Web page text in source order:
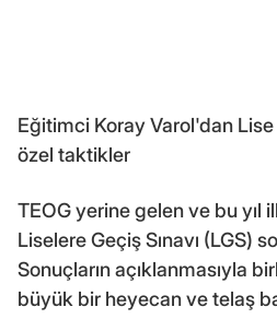
Eğitimci Koray Varol'dan
özel taktikler
TEOG yerine gelen ve bu yıl
Liselere Geçiş Sınavı (LGS)
Sonuçların açıklanmasıyla
büyük bir heyecan ve telaş